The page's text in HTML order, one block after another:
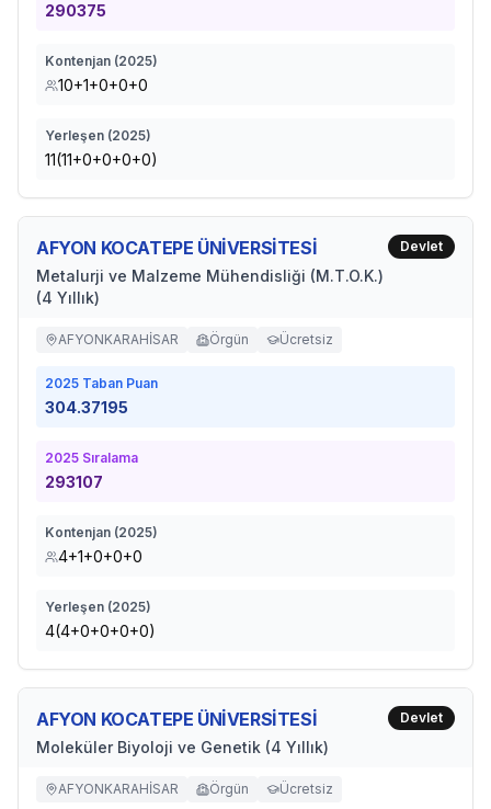
290375
Kontenjan (2025)
10+1+0+0+0
Yerleşen (2025)
11(11+0+0+0+0)
AFYON KOCATEPE ÜNİVERSİTESİ
Metalurji ve Malzeme Mühendisliği (M.T.O.K.)
(4 Yıllık)
Devlet
AFYONKARAHİSAR Örgün Ücretsiz
2025 Taban Puan
304.37195
2025 Sıralama
293107
Kontenjan (2025)
4+1+0+0+0
Yerleşen (2025)
4(4+0+0+0+0)
AFYON KOCATEPE ÜNİVERSİTESİ
Moleküler Biyoloji ve Genetik (4 Yıllık)
Devlet
AFYONKARAHİSAR Örgün Ücretsiz